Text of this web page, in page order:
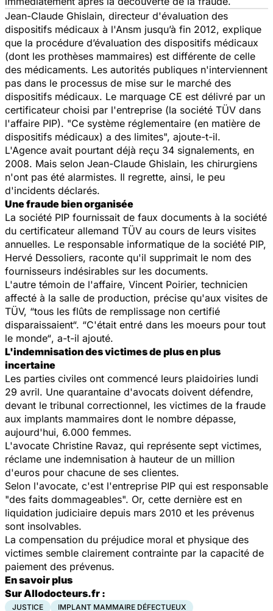
Jean-Claude Ghislain, directeur d'évaluation des
dispositifs médicaux à l'Ansm jusqu’à fin 2012, explique
que la procédure d’évaluation des dispositifs médicaux
(dont les prothèses mammaires) est différente de celle
des médicaments. Les autorités publiques n'interviennent
pas dans le processus de mise sur le marché des
dispositifs médicaux. Le marquage CE est délivré par un
certificateur choisi par l'entreprise (la société TÜV dans
l'affaire PIP). "Ce système réglementaire (en matière de
dispositifs médicaux) a des limites", ajoute-t-il.
L'Agence avait pourtant déjà reçu 34 signalements, en
2008. Mais selon Jean-Claude Ghislain, les chirurgiens
n'ont pas été alarmistes. Il regrette, ainsi, le peu
d'incidents déclarés.
Une fraude bien organisée
La société PIP fournissait de faux documents à la société
du certificateur allemand TÜV au cours de leurs visites
annuelles. Le responsable informatique de la société PIP,
Hervé Dessoliers, raconte qu'il supprimait le nom des
fournisseurs indésirables sur les documents.
L'autre témoin de l'affaire, Vincent Poirier, technicien
affecté à la salle de production, précise qu'aux visites de
TÜV, “tous les flûts de remplissage non certifié
disparaissaient“. “C'était entré dans les moeurs pour tout
le monde“, a-t-il ajouté.
L'indemnisation des victimes de plus en plus
incertaine
Les parties civiles ont commencé leurs plaidoiries lundi
29 avril. Une quarantaine d'avocats doivent défendre,
devant le tribunal correctionnel, les victimes de la fraude
aux implants mammaires dont le nombre dépasse,
aujourd'hui, 6.000 femmes.
L'avocate Christine Ravaz, qui représente sept victimes,
réclame une indemnisation à hauteur de un million
d'euros pour chacune de ses clientes.
Selon l'avocate, c'est l'entreprise PIP qui est responsable
"des faits dommageables". Or, cette dernière est en
liquidation judiciaire depuis mars 2010 et les prévenus
sont insolvables.
La compensation du préjudice moral et physique des
victimes semble clairement contrainte par la capacité de
paiement des prévenus.
En savoir plus
Sur Allodocteurs.fr :
JUSTICE IMPLANT MAMMAIRE DÉFECTUEUX